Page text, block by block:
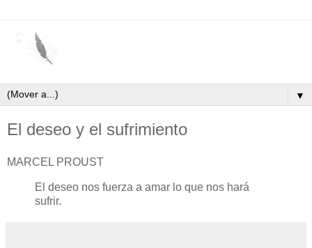
▼
El deseo y el sufrimiento
MARCEL PROUST
El deseo nos fuerza a amar lo que nos hará
sufrir.